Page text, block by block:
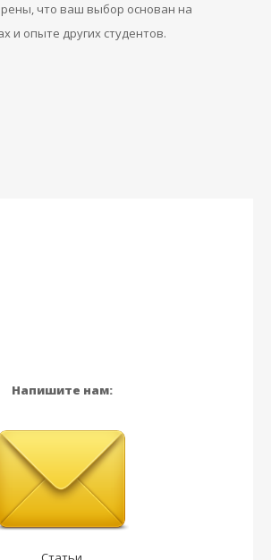
что ваш выбор основан на
и опыте других студентов.
Напишите нам: